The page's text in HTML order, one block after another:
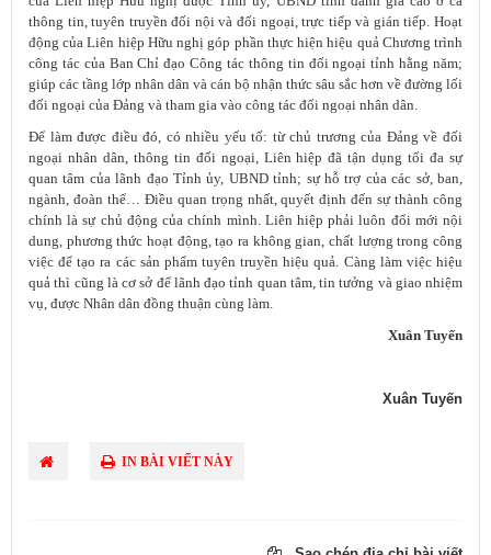
thông tin, tuyên truyền đối nội và đối ngoại, trực tiếp và gián tiếp. Hoạt
động của Liên hiệp Hữu nghị góp phần thực hiện hiệu quả Chương trình
công tác của Ban Chỉ đạo Công tác thông tin đối ngoại tỉnh hằng năm;
giúp các tầng lớp nhân dân và cán bộ nhận thức sâu sắc hơn về đường lối
đối ngoại của Đảng và tham gia vào công tác đối ngoại nhân dân.
Để làm được điều đó, có nhiều yếu tố: từ chủ trương của Đảng về đối
ngoại nhân dân, thông tin đối ngoại, Liên hiệp đã tận dụng tối đa sự
quan tâm của lãnh đạo Tỉnh ủy, UBND tỉnh; sự hỗ trợ của các sở, ban,
ngành, đoàn thể… Điều quan trọng nhất, quyết định đến sự thành công
chính là sự chủ động của chính mình. Liên hiệp phải luôn đổi mới nội
dung, phương thức hoạt động, tạo ra không gian, chất lượng trong công
việc để tạo ra các sản phẩm tuyên truyền hiệu quả. Càng làm việc hiệu
quả thì cũng là cơ sở để lãnh đạo tỉnh quan tâm, tin tưởng và giao nhiệm
vụ, được Nhân dân đồng thuận cùng làm.
Xuân Tuyến
Xuân Tuyến
IN BÀI VIẾT NÀY